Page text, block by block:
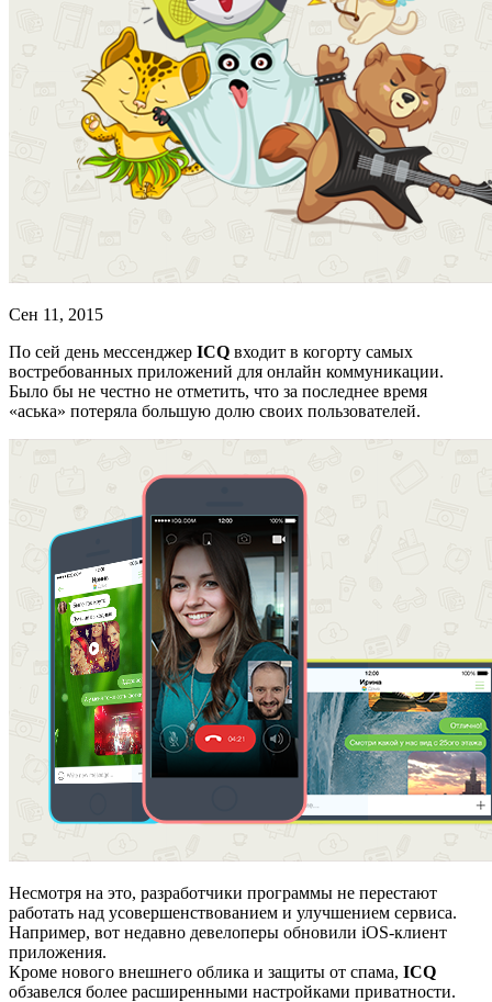
Сен 11, 2015
По сей день мессенджер ICQ входит в когорту самых
востребованных приложений для онлайн коммуникации.
Было бы не честно не отметить, что за последнее время
«аська» потеряла большую долю своих пользователей.
Несмотря на это, разработчики программы не перестают
работать над усовершенствованием и улучшением сервиса.
Например, вот недавно девелоперы обновили iOS-клиент
приложения.
Кроме нового внешнего облика и защиты от спама, ICQ
обзавелся более расширенными настройками приватности.